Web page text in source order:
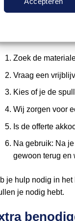
werkt
huren van bestek
Zoek de
Vraag een
Kies of je de
Wij zorgen voor
Is de offerte
Na gebruik: Na
gewoon terug en
je hulp nodig in
je nodig hebt.